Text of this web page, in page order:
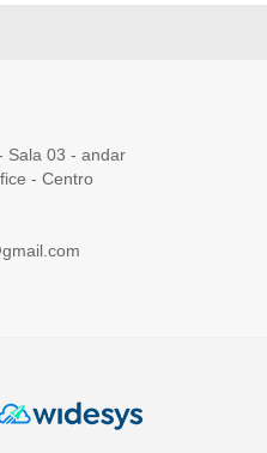
Sala 03 - andar
- Centro